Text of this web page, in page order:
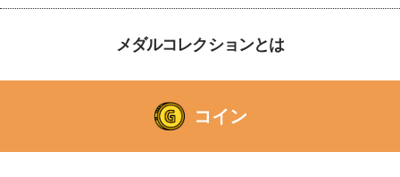
メダルコレクションとは
コイン